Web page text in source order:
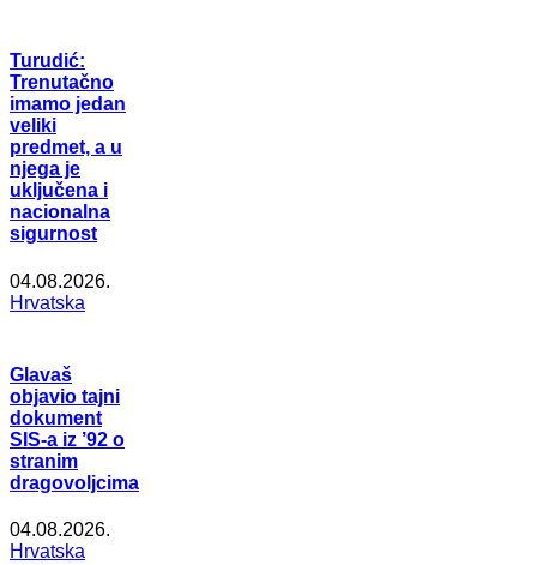
Turudić:
Trenutačno
imamo jedan
veliki
predmet, a u
njega je
uključena i
nacionalna
sigurnost
04.08.2026.
Hrvatska
Glavaš
objavio tajni
dokument
SIS-a iz ’92 o
stranim
dragovoljcima
04.08.2026.
Hrvatska